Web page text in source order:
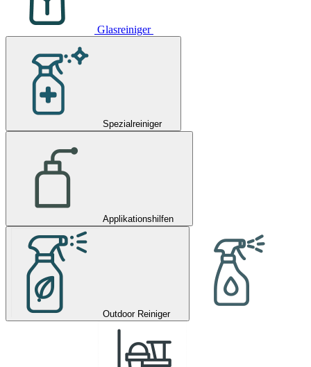
Glasreiniger
Spezialreiniger
Applikationshilfen
Outdoor Reiniger